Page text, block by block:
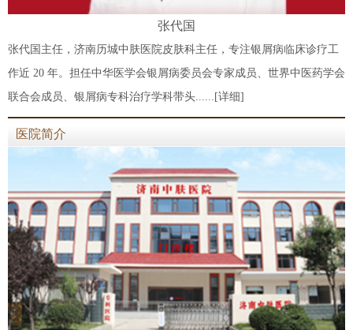
张代国
张代国主任，济南历城中肤医院皮肤科主任，专注银屑病临床诊疗工
作近 20 年。担任中华医学会银屑病委员会专家成员、世界中医药学会
联合会成员、银屑病专科治疗学科带头...... [详细]
医院简介